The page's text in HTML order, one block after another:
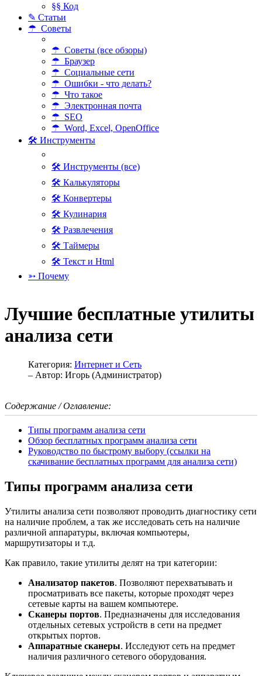
§§ Код
✎ Статьи
☂ Советы
☂ Советы (все обзоры)
☂ Браузер
☂ Социальные сети
☂ Ошибки - что делать?
☂ Что такое
☂ Электронная почта
☂ SEO
☂ Word, Excel, OpenOffice
🛠 Инструменты
🛠 Инструменты (все)
🛠 Калькуляторы
🛠 Конвертеры
🛠 Кулинария
🛠 Развлечения
🛠 Таймеры
🛠 Текст и Html
➳ Почему
Лучшие бесплатные утилиты
анализа сети
Категория: Интернет и Сеть
– Автор: Игорь (Администратор)
Содержание / Оглавление:
Типы программ анализа сети
Обзор бесплатных программ анализа сети
Руководство по быстрому выбору (ссылки на
скачивание бесплатных программ для анализа сети)
Типы программ анализа сети
Утилиты анализа сети позволяют проводить диагностику сети
на наличие проблем, а так же исследовать сеть на наличие
различной аппаратуры, включая компьютеры,
маршрутизаторы и т.д.
Как правило, такие утилиты делят на три категории:
Анализатор пакетов. Позволяют перехватывать и
просматривать все пакеты, которые проходят через
сетевые карты на вашем компьютере.
Сканеры портов. Предназначены для исследования
отдельных сетевых устройств в сети на предмет
открытых портов.
Аппаратные сканеры. Исследуют сеть на предмет
наличия различного сетевого оборудования.